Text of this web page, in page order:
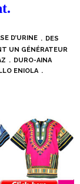
D’URINE
DES
UN GÉNÉRATEUR
DURO-AINA
ENIOLA